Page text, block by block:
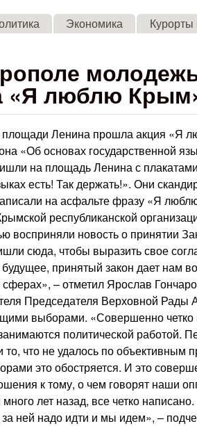
Экономика Курорты
«Я люблю
Ленина прошла акция «Я
«Об основах государственной
на площадь Ленина с
есть! Так держать!». Они
на асфальте фразу «Я
республиканской
восприняли новость о принятии
сюда, чтобы выразить свое
принятый закон дает нам
– отметил Ярослав
Председателя Верховной
выборами. «Совершенно
политической работой.
то, что не удалось по
это обостряется. И это
к тому, о чем говорят наши
лет назад, все четко
ней надо идти и мы идем», –